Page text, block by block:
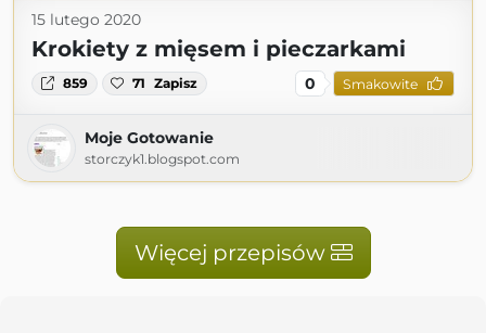
15 lutego 2020
Krokiety z mięsem i pieczarkami
859 71 Zapisz 0 Smakowite
Moje Gotowanie
storczyk1.blogspot.com
Więcej przepisów